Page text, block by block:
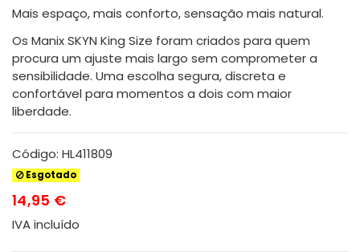
Mais espaço, mais conforto, sensação mais natural.
Os Manix SKYN King Size foram criados para quem
procura um ajuste mais largo sem comprometer a
sensibilidade. Uma escolha segura, discreta e
confortável para momentos a dois com maior
liberdade.
Código: HL411809
Esgotado
14,95 €
IVA incluído